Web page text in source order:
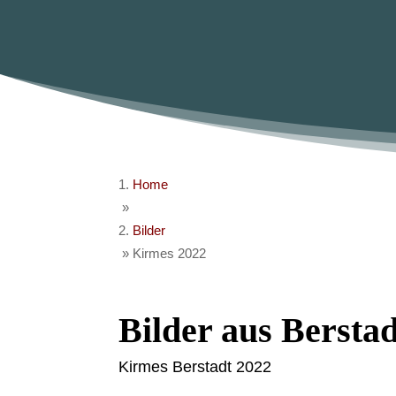
Home
»
Bilder
» Kirmes 2022
Bilder aus
Kirmes Berstadt 2022